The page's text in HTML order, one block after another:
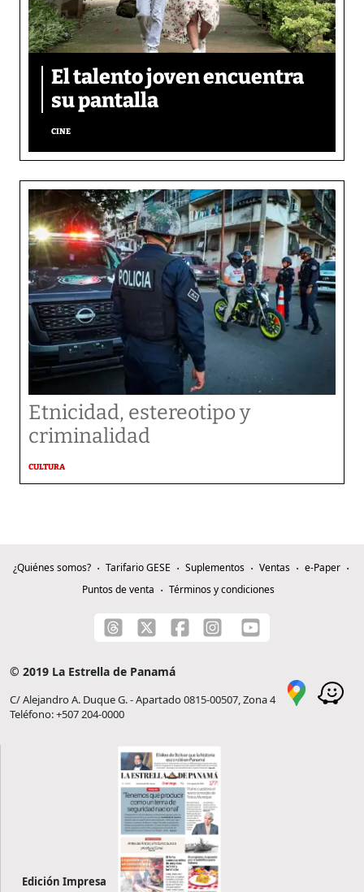
El talento joven encuentra
su pantalla​
CINE
Etnicidad, estereotipo y
criminalidad
CULTURA
¿Quiénes somos? Tarifario GESE Suplementos Ventas
e-Paper
Puntos de venta
Términos y condiciones
© 2019 La Estrella de Panamá
C/ Alejandro A. Duque G. - Apartado 0815-00507, Zona 4
Teléfono: +507 204-0000
Edición Impresa